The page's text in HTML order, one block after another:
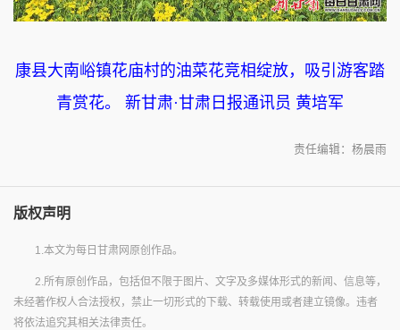
康县大南峪镇花庙村的油菜花竞相绽放，吸引游客踏
青赏花。 新甘肃·甘肃日报通讯员 黄培军
责任编辑：杨晨雨
版权声明
1.本文为每日甘肃网原创作品。
2.所有原创作品，包括但不限于图片、文字及多媒体形式的新闻、信息等，
未经著作权人合法授权，禁止一切形式的下载、转载使用或者建立镜像。违者
将依法追究其相关法律责任。